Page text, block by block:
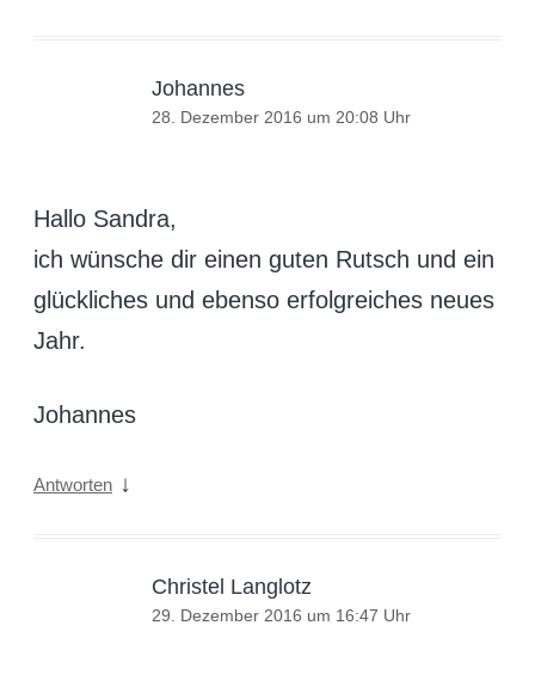
Johannes
28. Dezember 2016 um 20:08 Uhr
Hallo Sandra,
ich wünsche dir einen guten Rutsch und ein
glückliches und ebenso erfolgreiches neues
Jahr.
Johannes
Antworten ↓
Christel Langlotz
29. Dezember 2016 um 16:47 Uhr